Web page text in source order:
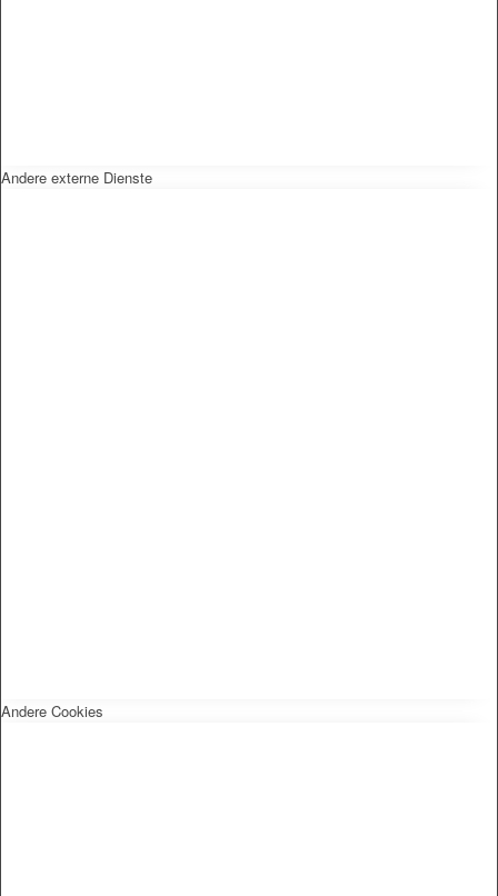
Andere externe Dienste
Andere Cookies